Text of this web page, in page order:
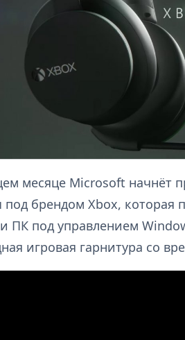
месяце Microsoft начнёт
под брендом Xbox, которая
ПК под управлением
игровая гарнитура со